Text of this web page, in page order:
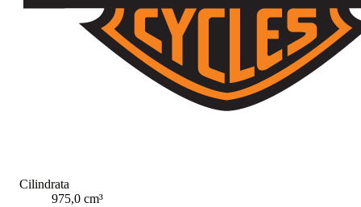
Cilindrata
975,0 cm³